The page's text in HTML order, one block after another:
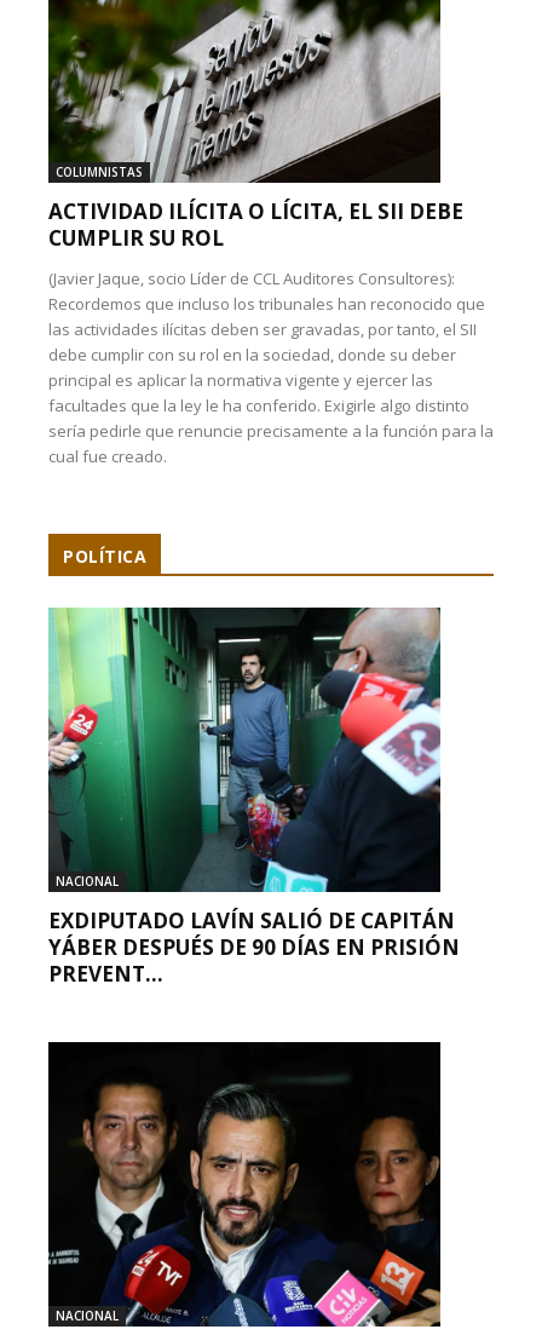
COLUMNISTAS
ACTIVIDAD ILÍCITA O LÍCITA, EL SII DEBE
CUMPLIR SU ROL
(Javier Jaque, socio Líder de CCL Auditores Consultores):
Recordemos que incluso los tribunales han reconocido que
las actividades ilícitas deben ser gravadas, por tanto, el SII
debe cumplir con su rol en la sociedad, donde su deber
principal es aplicar la normativa vigente y ejercer las
facultades que la ley le ha conferido. Exigirle algo distinto
sería pedirle que renuncie precisamente a la función para la
cual fue creado.
POLÍTICA
NACIONAL
EXDIPUTADO LAVÍN SALIÓ DE CAPITÁN
YÁBER DESPUÉS DE 90 DÍAS EN PRISIÓN
PREVENT...
NACIONAL